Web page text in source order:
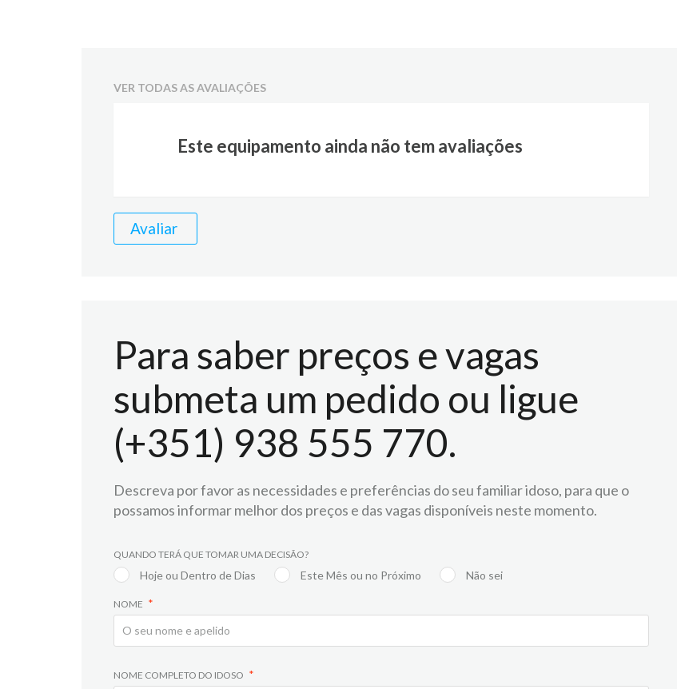
VER TODAS AS AVALIAÇÕES
Este equipamento ainda não tem avaliações
Avaliar
Para saber preços e vagas
submeta um pedido ou ligue
(+351) 938 555 770.
Descreva por favor as necessidades e preferências do seu familiar idoso, para que o
possamos informar melhor dos preços e das vagas disponíveis neste momento.
QUANDO TERÁ QUE TOMAR UMA DECISÃO?
Hoje ou Dentro de Dias Este Mês ou no Próximo Não sei
NOME
NOME COMPLETO DO IDOSO